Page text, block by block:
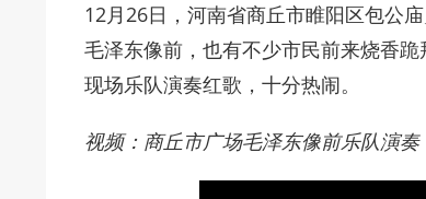
12月26日，河南省商丘市睢阳区包公
毛泽东像前，也有不少市民前来烧香
现场乐队演奏红歌，十分热闹。
视频：商丘市广场毛泽东像前乐队演